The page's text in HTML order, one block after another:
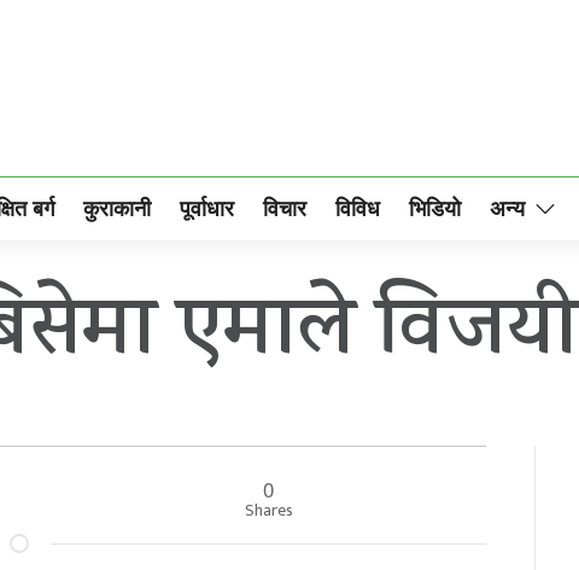
बर्ग कुराकानी पूर्वाधार विचार विविध भिडियो अन्य
एमाले विजयी
0
Shares